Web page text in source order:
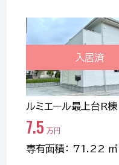
入居済
ルミエール最上台R棟
7.5 万円
専有面積： 71.22 ㎡